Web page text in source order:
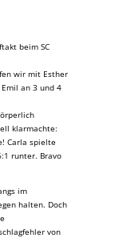
beim SC
wir mit Esther
an 3 und 4
klarmachte:
Carla spielte
runter. Bravo
im
halten. Doch
von